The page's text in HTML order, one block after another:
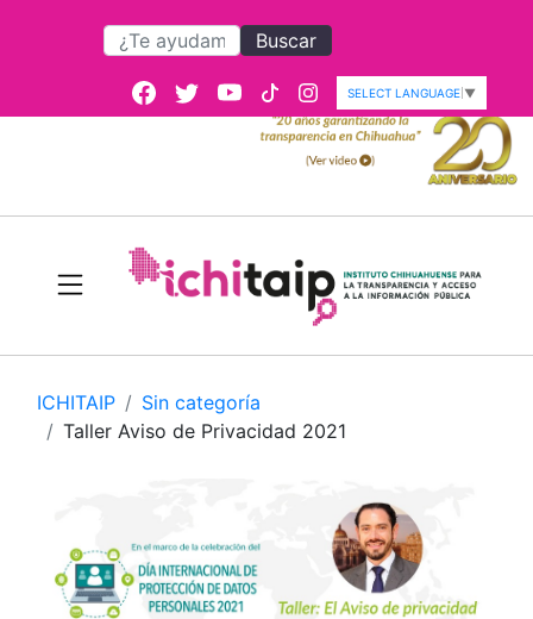
Buscar
SELECT LANGUAGE ▼
ICHITAIP
Sin categoría
Taller Aviso de Privacidad 2021